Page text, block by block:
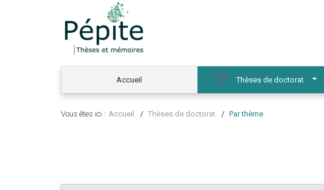
Accueil Thèses de doctorat
Vous êtes ici : Accueil Thèses de doctorat Par thème